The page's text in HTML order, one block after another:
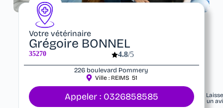
Votre vétérinaire
Grégoire BONNEL
35270 4.8/5
226 boulevard Pommery
Ville : REIMS 51
Appeler : 0326858585
un